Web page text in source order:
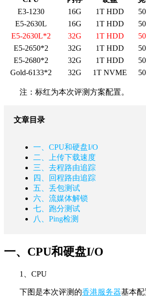
E3-1230
16G 1T HDD
E5-2630L
16G 1T HDD
E5-2630L*2
32G 1T HDD
E5-2650*2
32G 1T HDD
E5-2680*2
32G 1T HDD
Gold-6133*2
32G 1T NVME
注：标红为本次评测方案配置。
文章目录
一、CPU和硬盘I/O
二、上传下载速度
三、去程路由追踪
四、回程路由追踪
五、丢包测试
六、流媒体解锁
七、跑分测试
八、Ping检测
一、CPU和硬盘I/O
1、CPU
下图是本次评测的香港服务器基本配